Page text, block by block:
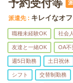
予約受付等
派遣先 キレイなオ
職種未経験OK 社会
友達と一緒OK OA不
週5日勤務 土日祝休
シフト 交替制勤務